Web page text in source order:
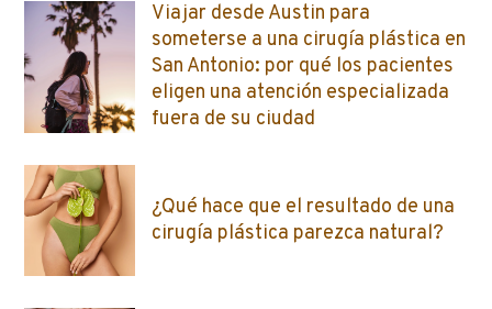
Viajar desde Austin para
someterse a una cirugía plástica en
San Antonio: por qué los pacientes
eligen una atención especializada
fuera de su ciudad
¿Qué hace que el resultado de una
cirugía plástica parezca natural?